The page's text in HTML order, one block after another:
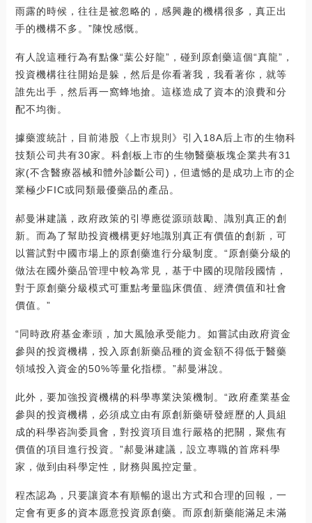
雨露的時候，往往是被忽略的，感興趣的機構很多，真正出
手的機構不多。”陳悅感慨。
有人說這種行為有點像“葉公好龍”，碰到原創藥這個“真龍”，
投資機構往往開始是躲，然后是你看著我，我看著你，就等
誰先出手，然后再一窩蜂地搶。這樣造成了資本的浪費和分
配不均衡。
據藥渡統計，目前港股《上市規則》引入18A后上市的生物科
技類公司共有30家。科創板上市的生物醫藥板塊企業共有31
家(不含醫療器械和體外診斷公司)，但遺憾的是成功上市的企
業極少FIC或同類最優藥品的產品。
郝曼淋建議，政府政策的引導應從源頭鼓勵、識別真正的創
新。而為了幫助投資機構更好地識別真正有價值的創新，可
以嘗試對中國市場上的原創藥進行分級制度。“原創藥分級的
做法在國外藥品管理中較為常見，基于中國的現階段國情，
對于原創藥分級模式可重點考量臨床價值、經濟價值和社會
價值。”
“同時政府基金牽頭，加大風險承受能力。如嘗試由政府資金
參與的投資機構，投入原創新藥品種的資金額不得低于醫藥
領域投入資金的50%等量化指標。”郝曼淋說。
此外，要加強投資機構的科學專業決策機制。“政府產業基金
參與的投資機構，必須成立由有原創新藥研發經歷的人員組
成的科學咨詢委員會，對投資項目進行嚴格的把關，聚焦有
價值的項目進行投資。”郝曼淋建議，設立專職的首席科學
家，做到由科學定性，財務與風控定量。
程杰認為，只要讓資本有順暢的退出方式和合理的回報，一
定會有更多的資本愿意投資原創藥。而原創新藥能滿足未滿